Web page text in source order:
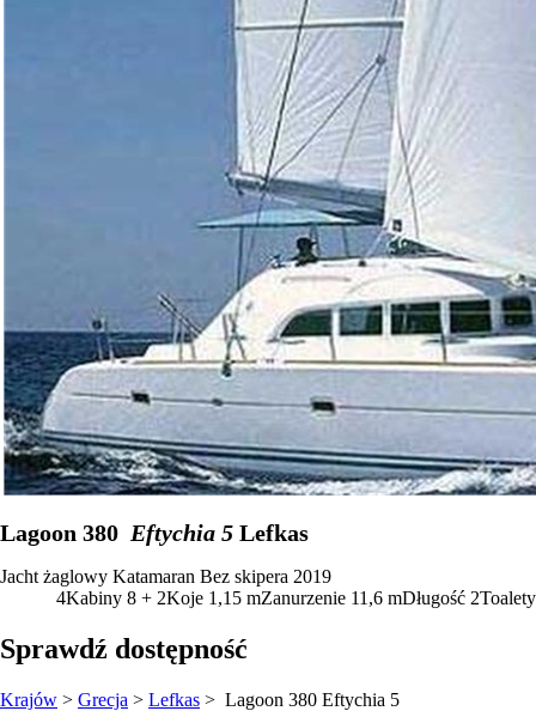
Lagoon 380 Eftychia 5 Lefkas
Jacht żaglowy Katamaran Bez skipera 2019
4Kabiny 8 + 2Koje 1,15 mZanurzenie 11,6 mDługość 2Toalety
Sprawdź dostępność
Krajów > Grecja > Lefkas > Lagoon 380 Eftychia 5